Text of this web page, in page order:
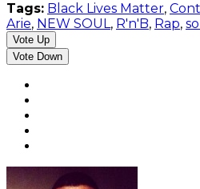
Tags: Black Lives Matter,
Arie, NEW SOUL, R'n'B, Rap,
Vote Up
Vote Down